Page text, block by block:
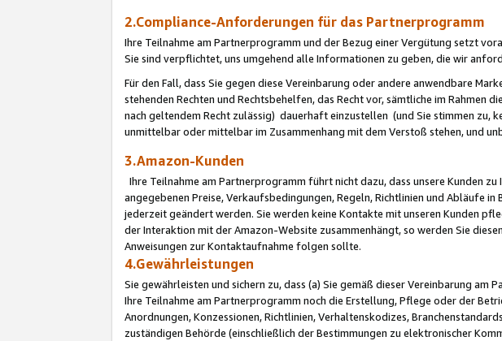
2.Compliance-Anforderungen für das Partnerprogramm
Ihre Teilnahme am Partnerprogramm und der Bezug einer Vergütung setzt
Sie sind verpflichtet, uns umgehend alle Informationen zu geben, die wir
Für den Fall, dass Sie gegen diese Vereinbarung oder andere anwendbare
stehenden Rechten und Rechtsbehelfen, das Recht vor, sämtliche im
nach geltendem Recht zulässig) dauerhaft einzustellen (und Sie stimmen zu,
unmittelbar oder mittelbar im Zusammenhang mit dem Verstoß stehen, und
3.Amazon-Kunden
Ihre Teilnahme am Partnerprogramm führt nicht dazu, dass unsere Kunden
angegebenen Preise, Verkaufsbedingungen, Regeln, Richtlinien und Abläufe
jederzeit geändert werden. Sie werden keine Kontakte mit unseren Kunden
der Interaktion mit der Amazon-Website zusammenhängt, so werden Sie
Anweisungen zur Kontaktaufnahme folgen sollte.
4.Gewährleistungen
Sie gewährleisten und sichern zu, dass (a) Sie gemäß dieser Vereinbarung
Ihre Teilnahme am Partnerprogramm noch die Erstellung, Pflege oder der
Anordnungen, Konzessionen, Richtlinien, Verhaltenskodizes,
zuständigen Behörde (einschließlich der Bestimmungen zu elektronischer